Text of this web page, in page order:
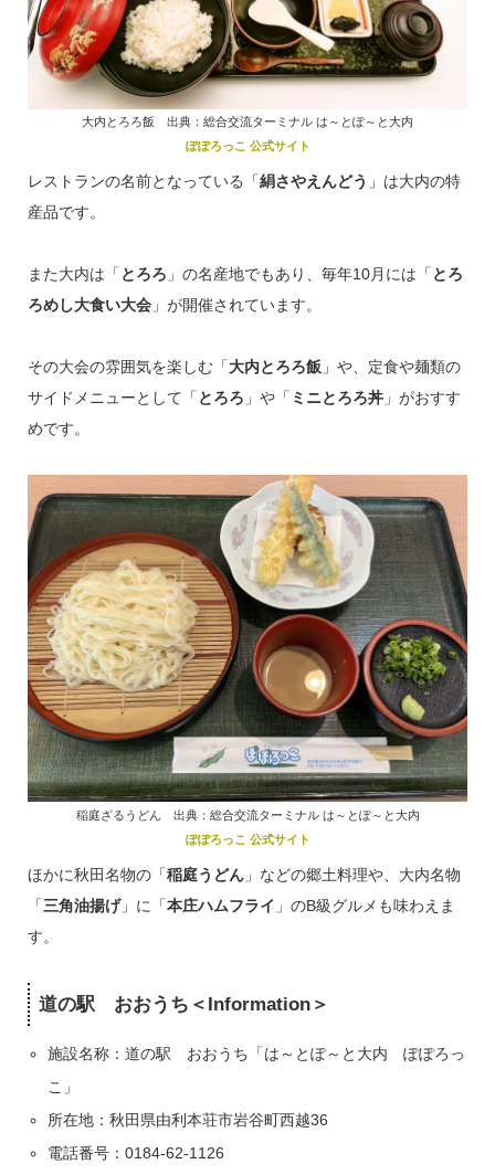
大内とろろ飯 出典：総合交流ターミナル は～とぽ～と大内
ぽぽろっこ 公式サイト
レストランの名前となっている「絹さやえんどう 」は大内の特
産品です。
また大内は「 とろろ 」の名産地でもあり、毎年10月には「 とろ
ろめし大食い大会」が開催されています。
その大会の雰囲気を楽しむ「大内とろろ飯 」や、定食や麺類の
サイドメニューとして「 とろろ 」や「 ミニとろろ丼」がおすす
めです。
稲庭ざるうどん 出典：総合交流ターミナル は～とぽ～と大内
ぽぽろっこ 公式サイト
ほかに秋田名物の「稲庭うどん」などの郷土料理や、大内名物
「三角油揚げ」に「本庄ハムフライ 」のB級グルメも味わえま
す。
道の駅 おおうち＜Information＞
施設名称：道の駅 おおうち「は～とぽ～と大内 ぽぽろっ
こ」
所在地：秋田県由利本荘市岩谷町西越36
電話番号：0184-62-1126